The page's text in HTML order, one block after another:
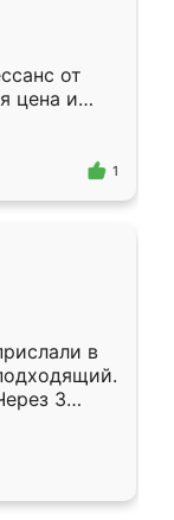
от
цена и
1
в
3